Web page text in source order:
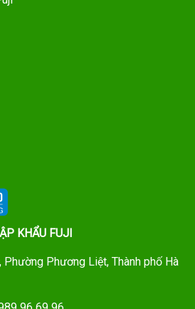
KHẨU FUJI
Phương Liệt, Thành phố Hà